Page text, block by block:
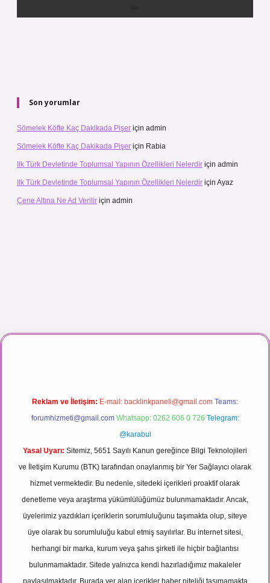
Son yorumlar
Sömelek Köfte Kaç Dakikada Pişer için admin
Sömelek Köfte Kaç Dakikada Pişer için Rabia
Ilk Türk Devletinde Toplumsal Yapının Özellikleri Nelerdir için admin
Ilk Türk Devletinde Toplumsal Yapının Özellikleri Nelerdir için Ayaz
Çene Altına Ne Ad Verilir için admin
Reklam ve İletişim: E-mail: backlinkpaneli@gmail.com Teams:
forumhizmeti@gmail.com Whatsapp: 0262 606 0 726 Telegram:
@karabul
Yasal Uyarı: Sitemiz, 5651 Sayılı Kanun gereğince Bilgi Teknolojileri
ve İletişim Kurumu (BTK) tarafından onaylanmış bir Yer Sağlayıcı olarak
hizmet vermektedir. Bu nedenle, sitedeki içerikleri proaktif olarak
denetleme veya araştırma yükümlülüğümüz bulunmamaktadır. Ancak,
üyelerimiz yazdıkları içeriklerin sorumluluğunu taşımakta olup, siteye
üye olarak bu sorumluluğu kabul etmiş sayılırlar. Bu internet sitesi,
herhangi bir marka, kurum veya şahıs şirketi ile hiçbir bağlantısı
bulunmamaktadır. Sitede yalnızca kendi hazırladığımız makaleler
paylaşılmaktadır. Burada yer alan içerikler haber niteliği taşımamakta